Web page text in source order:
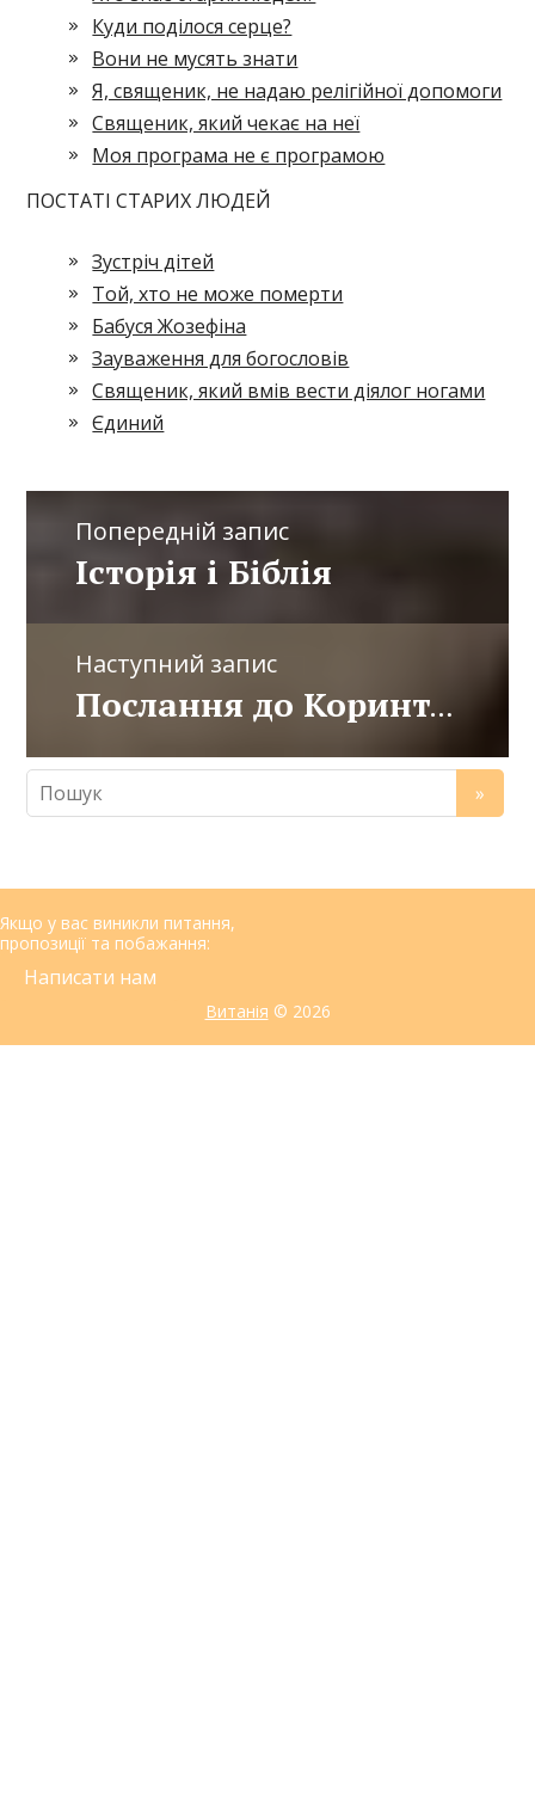
Куди поділося серце?
Вони не мусять знати
Я, священик, не надаю релігійної допомоги
Священик, який чекає на неї
Моя програма не є програмою
ПОСТАТІ СТАРИХ ЛЮДЕЙ
Зустріч дітей
Той, хто не може померти
Бабуся Жозефіна
Зауваження для богословів
Священик, який вмів вести діялог ногами
Єдиний
Попередній запис
Історія і Біблія
Наступний запис
Послання до Коринтян. Популярний коментар
Якщо у вас виникли питання,
пропозиції та побажання:
Написати нам
Витанія © 2026